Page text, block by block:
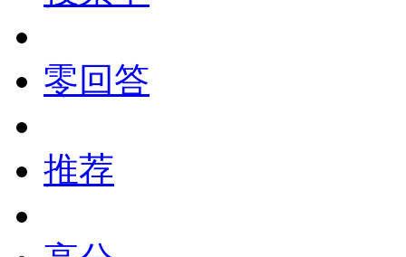
零回答
推荐